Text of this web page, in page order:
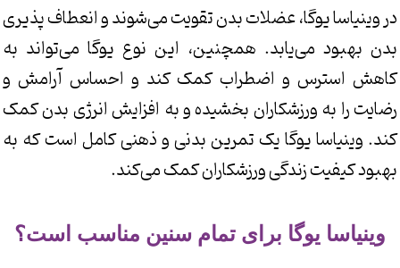
در وینیاسا یوگا، عضلات بدن تقویت می‌شوند و انعطاف پذیری
بدن بهبود می‌یابد. همچنین، این نوع یوگا می‌تواند به
کاهش استرس و اضطراب کمک کند و احساس آرامش و
رضایت را به ورزشکاران بخشیده و به افزایش انرژی بدن کمک
کند. وینیاسا یوگا یک تمرین بدنی و ذهنی کامل است که به
بهبود کیفیت زندگی ورزشکاران کمک می‌کند.
وینیاسا یوگا برای تمام سنین مناسب است؟